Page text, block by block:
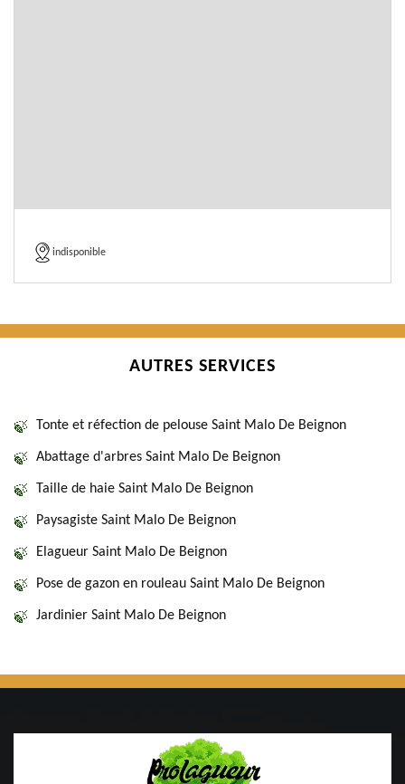
indisponible
AUTRES SERVICES
Tonte et réfection de pelouse Saint Malo De Beignon
Abattage d'arbres Saint Malo De Beignon
Taille de haie Saint Malo De Beignon
Paysagiste Saint Malo De Beignon
Elagueur Saint Malo De Beignon
Pose de gazon en rouleau Saint Malo De Beignon
Jardinier Saint Malo De Beignon